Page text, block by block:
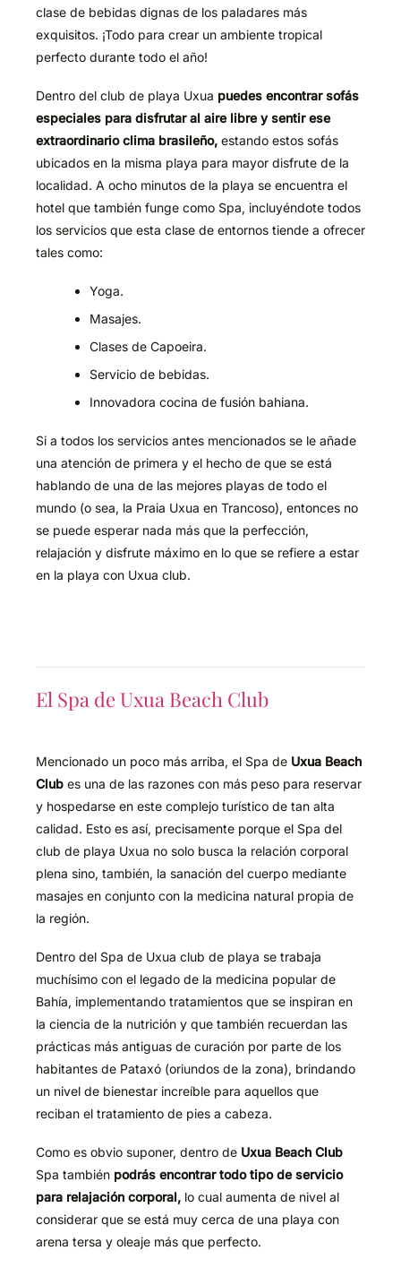
clase de bebidas dignas de los paladares más
exquisitos. ¡Todo para crear un ambiente tropical
perfecto durante todo el año!
Dentro del club de playa Uxua puedes encontrar sofás
especiales para disfrutar al aire libre y sentir ese
extraordinario clima brasileño,estando estos sofás
ubicados en la misma playa para mayor disfrute de la
localidad. A ocho minutos de la playa se encuentra el
hotel que también funge como Spa, incluyéndote todos
los servicios que esta clase de entornos tiende a ofrecer
tales como:
Yoga.
Masajes.
Clases de Capoeira.
Servicio de bebidas.
Innovadora cocina de fusión bahiana.
Si a todos los servicios antes mencionados se le añade
una atención de primera y el hecho de que se está
hablando de una de las mejores playas de todo el
mundo (o sea, la Praia Uxua en Trancoso), entonces no
se puede esperar nada más que la perfección,
relajación y disfrute máximo en lo que se refiere a estar
en la playa con Uxua club.
El Spa de Uxua Beach Club
Mencionado un poco más arriba, el Spa de Uxua Beach
Clubes una de las razones con más peso para reservar
y hospedarse en este complejo turístico de tan alta
calidad. Esto es así, precisamente porque el Spa del
club de playa Uxua no solo busca la relación corporal
plena sino, también, la sanación del cuerpo mediante
masajes en conjunto con la medicina natural propia de
la región.
Dentro del Spa de Uxua club de playa se trabaja
muchísimo con el legado de la medicina popular de
Bahía, implementando tratamientos que se inspiran en
la ciencia de la nutrición y que también recuerdan las
prácticas más antiguas de curación por parte de los
habitantes de Pataxó (oriundos de la zona), brindando
un nivel de bienestar increíble para aquellos que
reciban el tratamiento de pies a cabeza.
Como es obvio suponer, dentro de Uxua Beach Club
Spa también podrás encontrar todo tipo de servicio
para relajación corporal,lo cual aumenta de nivel al
considerar que se está muy cerca de una playa con
arena tersa y oleaje más que perfecto.